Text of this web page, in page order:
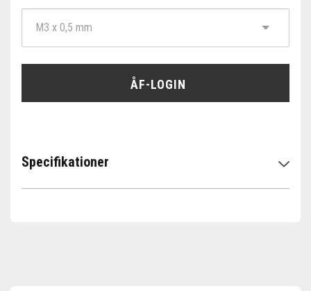
ÅF-LOGIN
Specifikationer